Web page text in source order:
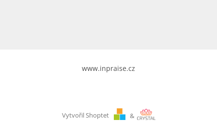
www.inpraise.cz
Vytvořil Shoptet &